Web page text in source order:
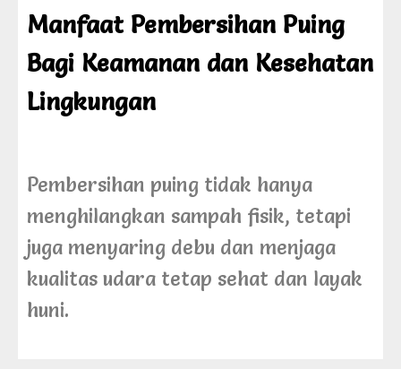
Manfaat Pembersihan Puing
Bagi Keamanan dan Kesehatan
Lingkungan
Pembersihan puing tidak hanya
menghilangkan sampah fisik, tetapi
juga menyaring debu dan menjaga
kualitas udara tetap sehat dan layak
huni.